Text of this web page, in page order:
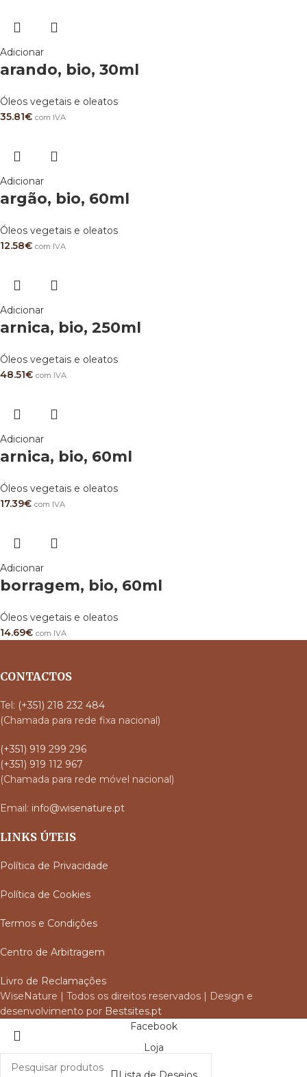
Adicionar
arando, bio, 30ml
Óleos vegetais e oleatos
35.81€ com IVA
Adicionar
argão, bio, 60ml
Óleos vegetais e oleatos
12.58€ com IVA
Adicionar
arnica, bio, 250ml
Óleos vegetais e oleatos
48.51€ com IVA
Adicionar
arnica, bio, 60ml
Óleos vegetais e oleatos
17.39€ com IVA
Adicionar
borragem, bio, 60ml
Óleos vegetais e oleatos
14.69€ com IVA
CONTACTOS
Tel: (+351) 218 232 484
(Chamada para rede fixa nacional)
(+351) 919 299 296
(+351) 919 112 967
(Chamada para rede móvel nacional)
Email: info@wisenature.pt
LINKS ÚTEIS
Política de Privacidade
Política de Cookies
Termos e Condições
Centro de Arbitragem
Livro de Reclamações
WiseNature | Todos os direitos reservados | Design e
desenvolvimento por Bestsites.pt
Facebook
Loja